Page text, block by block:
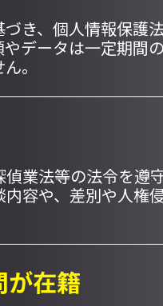
き、個人情報保護
データは一定期間
。
業法等の法令を遵
容や、差別や人権
在籍